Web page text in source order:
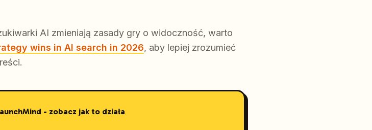
AI zmieniają zasady gry o widoczność, warto
wins in AI search in 2026, aby lepiej zrozumieć
- zobacz jak to działa